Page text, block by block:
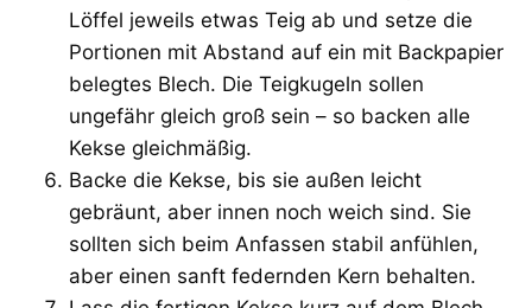
Löffel jeweils etwas Teig ab und setze die
Portionen mit Abstand auf ein mit Backpapier
belegtes Blech. Die Teigkugeln sollen
ungefähr gleich groß sein – so backen alle
Kekse gleichmäßig.
Backe die Kekse, bis sie außen leicht
gebräunt, aber innen noch weich sind. Sie
sollten sich beim Anfassen stabil anfühlen,
aber einen sanft federnden Kern behalten.